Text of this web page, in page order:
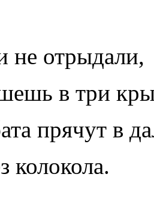
не отрыдали,
в три
прячут в
колокола.